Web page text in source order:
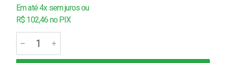
Em até 4x sem juros ou
R$ 102,46 no PIX